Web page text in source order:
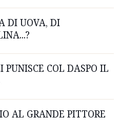
DI UOVA, DI
COL DASPO IL
AL GRANDE PITTORE